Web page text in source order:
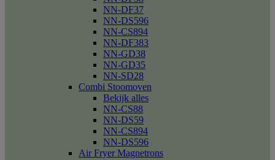
NN-DF37
NN-DS596
NN-CS894
NN-DF383
NN-GD38
NN-GD35
NN-SD28
Combi Stoomoven
Bekijk alles
NN-CS88
NN-DS59
NN-CS894
NN-DS596
Air Fryer Magnetrons